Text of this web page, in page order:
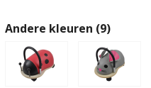
Andere kleuren (9)